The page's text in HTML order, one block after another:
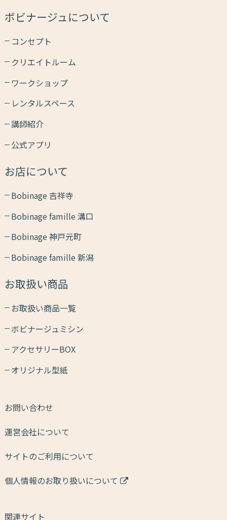
ボビナージュについて
コンセプト
クリエイトルーム
ワークショップ
レンタルスペース
講師紹介
公式アプリ
お店について
Bobinage 吉祥寺
Bobinage famille 溝口
Bobinage 神戸元町
Bobinage famille 新潟
お取扱い商品
お取扱い商品一覧
ボビナージュミシン
アクセサリーBOX
オリジナル型紙
お問い合わせ
運営会社について
サイトのご利用について
個人情報のお取り扱いについて
関連サイト